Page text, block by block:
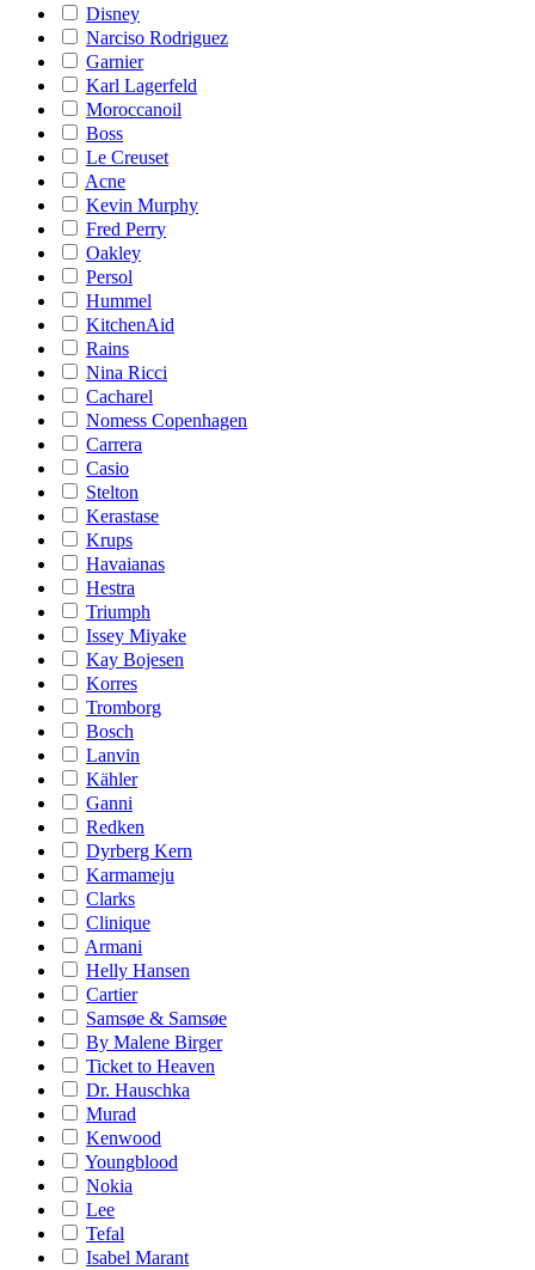
Disney
Narciso Rodriguez
Garnier
Karl Lagerfeld
Moroccanoil
Boss
Le Creuset
Acne
Kevin Murphy
Fred Perry
Oakley
Persol
Hummel
KitchenAid
Rains
Nina Ricci
Cacharel
Nomess Copenhagen
Carrera
Casio
Stelton
Kerastase
Krups
Havaianas
Hestra
Triumph
Issey Miyake
Kay Bojesen
Korres
Tromborg
Bosch
Lanvin
Kähler
Ganni
Redken
Dyrberg Kern
Karmameju
Clarks
Clinique
Armani
Helly Hansen
Cartier
Samsøe & Samsøe
By Malene Birger
Ticket to Heaven
Dr. Hauschka
Murad
Kenwood
Youngblood
Nokia
Lee
Tefal
Isabel Marant